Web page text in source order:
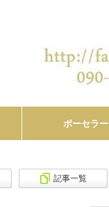
記事一覧
ポーセラ